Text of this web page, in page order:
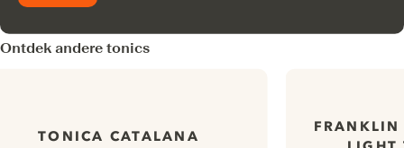
Ontdek andere tonics
TONICA CATALANA